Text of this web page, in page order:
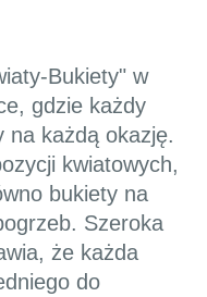
Bukiety" w
gdzie każdy
na każdą okazję.
kwiatowych,
bukiety na
Szeroka
że każda
do